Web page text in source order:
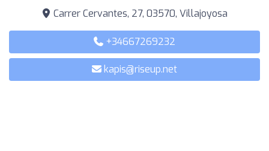
Carrer Cervantes, 27, 03570, Villajoyosa
+34667269232
kapis@riseup.net